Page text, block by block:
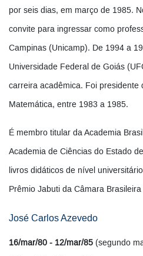
por seis dias, em março de 1985.
convite para ingressar como
Campinas (Unicamp). De 1994 a
Universidade Federal de Goiás
carreira acadêmica. Foi presidente
Matemática, entre 1983 a 1985.
É membro titular da Academia
Academia de Ciências do Estado
livros didáticos de nível
Prêmio Jabuti da Câmara
José Carlos Azevedo
16/mar/80 - 12/mar/85 (segundo